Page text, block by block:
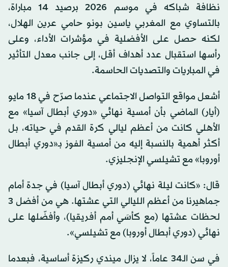
نظافة شباكه في موسم 2026 برصيد 14 مباراة،
بالتساوي مع المغربي ياسين بونو حامي عرين الهلال،
لكنه حصل على الأفضلية في مؤشرات الأداء، وعلى
رأسها استقبال عدد أهداف أقل، إلى جانب معدل التأثير
في المباريات والتصديات الحاسمة.
أشعل مواقع التواصل الاجتماعي عندما صرّح في 18 مايو
(أيار) الماضي بأن أمسية نهائي «دوري أبطال آسيا» مع
الأهلي كانت من أعظم ليالي كرة القدم في حياته، بل
أكثر أهمية بالنسبة إليه من أمسية الفوز بـ«دوري أبطال
أوروبا» مع تشيلسي الإنجليزي.
قال: «كانت ليلة نهائي (دوري أبطال آسيا) في جدة أمام
جماهيرنا من أعظم الليالي التي عشتها. هي من أفضل 3
لحظات عشتها (مع كأسَي أمم أفريقيا)، وأفضّلها على
نهائي (دوري أبطال أوروبا) مع تشيلسي».
في سن الـ34 عاماً، لا يزال ميندي ركيزة أساسية، فبعدما